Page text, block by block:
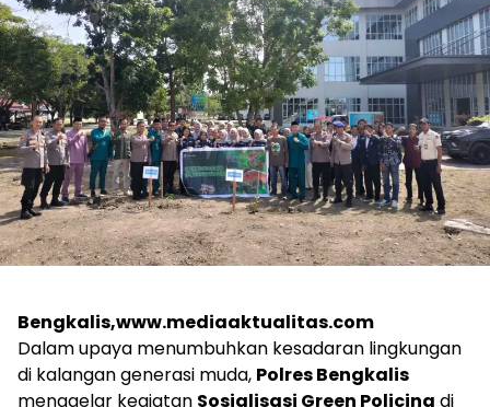
Bengkalis,www.mediaaktualitas.com
Dalam upaya menumbuhkan kesadaran lingkungan
di kalangan generasi muda, Polres Bengkalis
menggelar kegiatan Sosialisasi Green Policing di